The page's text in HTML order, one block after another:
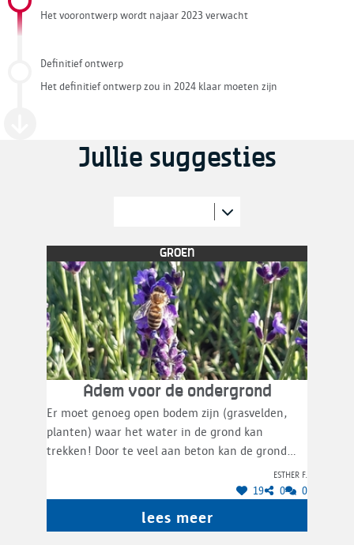
Het voorontwerp wordt najaar 2023 verwacht
Definitief ontwerp
Het definitief ontwerp zou in 2024 klaar moeten zijn
Jullie suggesties
GROEN
Adem voor de ondergrond
Er moet genoeg open bodem zijn (grasvelden,
planten) waar het water in de grond kan
trekken! Door te veel aan beton kan de grond
bijna nergens water opnemen waardoor alles
nog droger blijft. In de stad is dat er bijna niet
Esther F.
19 0 0
lees meer